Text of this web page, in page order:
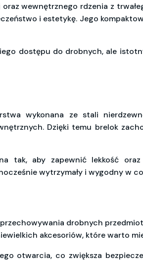
wewnętrznego rdzenia z
i estetykę. Jego
dostępu do drobnych, ale
wykonana ze stali
Dzięki temu brelok
tak, aby zapewnić lekkość
wytrzymały i wygodny w
drobnych
akcesoriów, które warto
otwarcia, co zwiększa